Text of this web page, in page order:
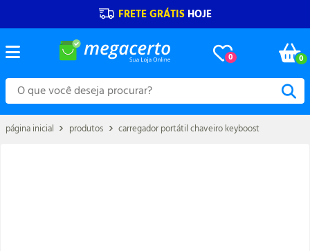
FRETE GRÁTISHOJE
0 0
página inicial produtos carregador portátil chaveiro keyboost